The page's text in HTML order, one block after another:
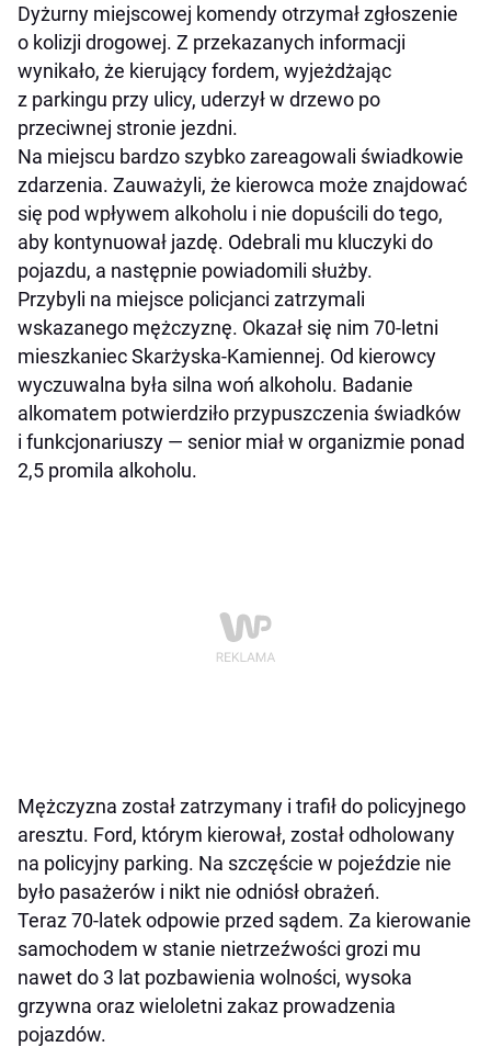
Dyżurny miejscowej komendy otrzymał zgłoszenie
o kolizji drogowej. Z przekazanych informacji
wynikało, że kierujący fordem, wyjeżdżając
z parkingu przy ulicy, uderzył w drzewo po
przeciwnej stronie jezdni.
Na miejscu bardzo szybko zareagowali świadkowie
zdarzenia. Zauważyli, że kierowca może znajdować
się pod wpływem alkoholu i nie dopuścili do tego,
aby kontynuował jazdę. Odebrali mu kluczyki do
pojazdu, a następnie powiadomili służby.
Przybyli na miejsce policjanci zatrzymali
wskazanego mężczyznę. Okazał się nim 70-letni
mieszkaniec Skarżyska-Kamiennej. Od kierowcy
wyczuwalna była silna woń alkoholu. Badanie
alkomatem potwierdziło przypuszczenia świadków
i funkcjonariuszy — senior miał w organizmie ponad
2,5 promila alkoholu.
Mężczyzna został zatrzymany i trafił do policyjnego
aresztu. Ford, którym kierował, został odholowany
na policyjny parking. Na szczęście w pojeździe nie
było pasażerów i nikt nie odniósł obrażeń.
Teraz 70-latek odpowie przed sądem. Za kierowanie
samochodem w stanie nietrzeźwości grozi mu
nawet do 3 lat pozbawienia wolności, wysoka
grzywna oraz wieloletni zakaz prowadzenia
pojazdów.